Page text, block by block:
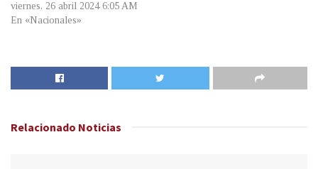
viernes, 26 abril 2024 6:05 AM
En «Nacionales»
Relacionado Noticias